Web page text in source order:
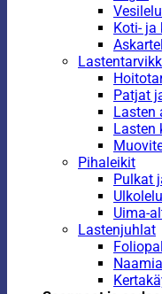
Koti- ja
Patjat
Lasten
Lasten
Pihaleikit
Pulkat
Uima-
Lastenjuhlat